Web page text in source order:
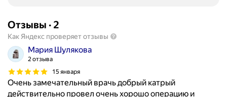
Отзывы · 2
Как Яндекс проверяет отзывы
Мария Шулякова
2 отзыва
15 января
Очень замечательный врачь добрый катрый
действительно провел очень хорошо операцию и